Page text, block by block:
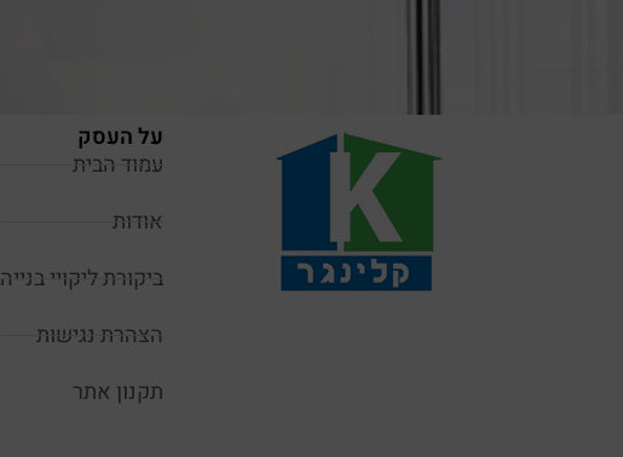
על העסק
עמוד הבית
אודות
ביקורת ליקויי בנייה
הצהרת נגישות
תקנון אתר